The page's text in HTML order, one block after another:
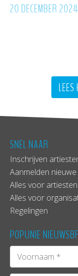
20 DECEMBER 2024
SNEL NAAR
Inschrijven
Aanmelden
Alles voor artiesten
Alles voor
Regelingen
POPUNIE